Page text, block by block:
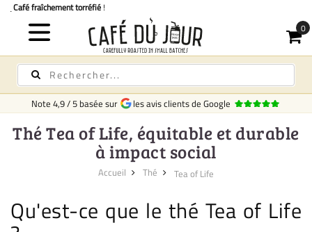
Note 4,9/5 basée sur les avis clients de Google
Thé Tea of Life, équitable et durable
à impact social
Accueil Thé Tea of Life
Qu'est-ce que le thé Tea of Life